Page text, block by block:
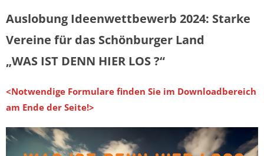
Auslobung Ideenwettbewerb 2024: Starke
Vereine für das Schönburger Land
„WAS IST DENN HIER LOS ?“
<Notwendige Formulare finden Sie im Downloadbereich
am Ende der Seite!>